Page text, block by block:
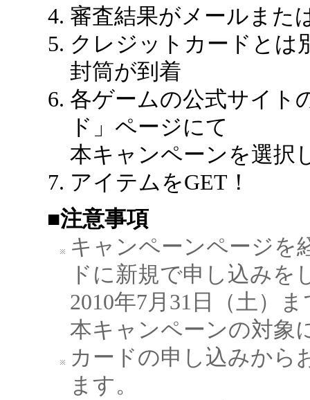
審査結果がメールまた
クレジットカードとは
封筒が到着
各ゲームの公式サイト
ド」ページにて
本キャンペーンを選択
アイテムをGET！
■注意事項
キャンペーンページを
ドに新規で申し込みを
2010年7月31日（土）
本キャンペーンの対象
カードの申し込みから
ます。